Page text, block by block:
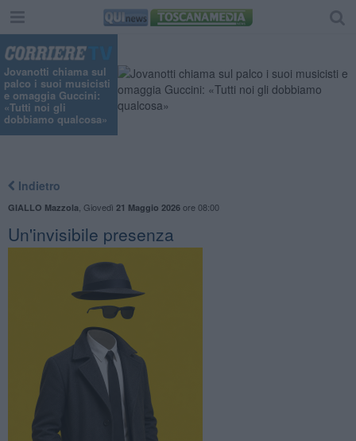
Jovanotti chiama sul
palco i suoi musicisti
e omaggia Guccini:
«Tutti noi gli
dobbiamo qualcosa»
Indietro
GIALLO Mazzola Giovedì 21 Maggio 2026ore 08:00
Un'invisibile presenza